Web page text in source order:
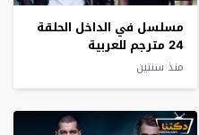
مسلسل في الداخل الحلقة
24 مترجم للعربية
منذ سنتين